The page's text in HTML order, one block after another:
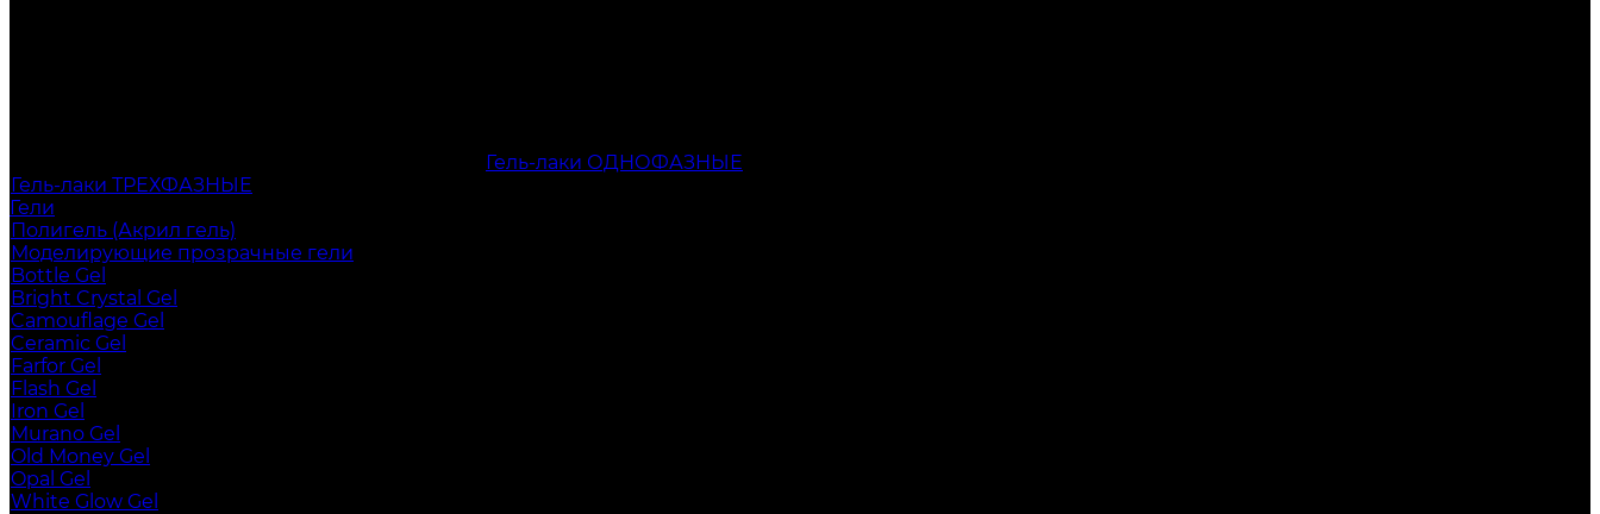
Гель-лаки ОДНОФАЗНЫЕ
Гель-лаки ТРЕХФАЗНЫЕ
Гели
Полигель (Акрил гель)
Моделирующие прозрачные гели
Bottle Gel
Bright Crystal Gel
Camouflage Gel
Ceramic Gel
Farfor Gel
Flash Gel
Iron Gel
Murano Gel
Old Money Gel
Opal Gel
White Glow Gel